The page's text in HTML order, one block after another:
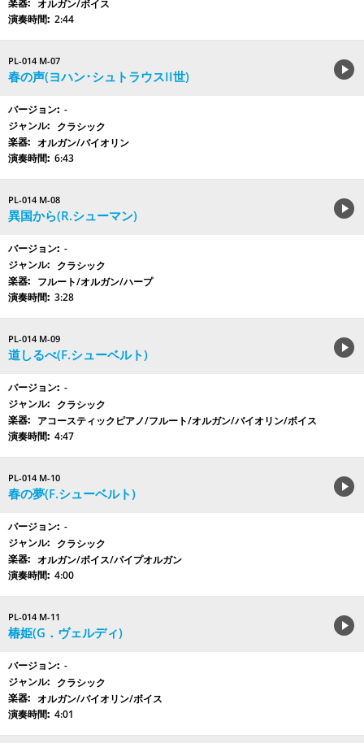
オルガン/ボイス
2:44
PL-014 M-07
春の声(ヨハン･シュトラウスII世)
-
クラシック
オルガン/バイオリン
6:43
PL-014 M-08
異国から(R.シューマン)
-
クラシック
フルート/オルガン/ハープ
3:28
PL-014 M-09
道しるべ(F.シューベルト)
-
クラシック
アコースティックピアノ/フルート/オルガン/バイオリン/ボイス
4:47
PL-014 M-10
春の夢(F.シューベルト)
-
クラシック
オルガン/ボイス/パイプオルガン
4:00
PL-014 M-11
椿姫(G．ヴェルディ)
-
クラシック
オルガン/バイオリン/ボイス
4:01